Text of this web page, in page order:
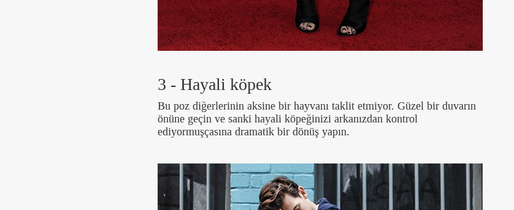
3 - Hayali köpek
Bu poz diğerlerinin aksine bir hayvanı taklit etmiyor. Güzel bir duvarın
önüne geçin ve sanki hayali köpeğinizi arkanızdan kontrol
ediyormuşçasına dramatik bir dönüş yapın.